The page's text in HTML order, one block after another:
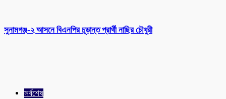
সুনামগঞ্জ-২ আসনে বিএনপির চূড়ান্ত প্রার্থী নাছির চৌধুরী
সর্বশেষ